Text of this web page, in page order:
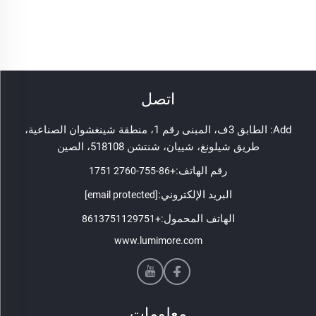
اتصل
Add: الطابق 3ف، المبنى رقم 1، منطقة شينغشوان الصناعية،
طريق شيلونغ، شييان، شنتشن 518108، الصين
رقم الهاتف:+86-755-2760 1751
البريد الإلكتروني:[email protected]
الهاتف المحمول:+8613751129751
www.lumimore.com